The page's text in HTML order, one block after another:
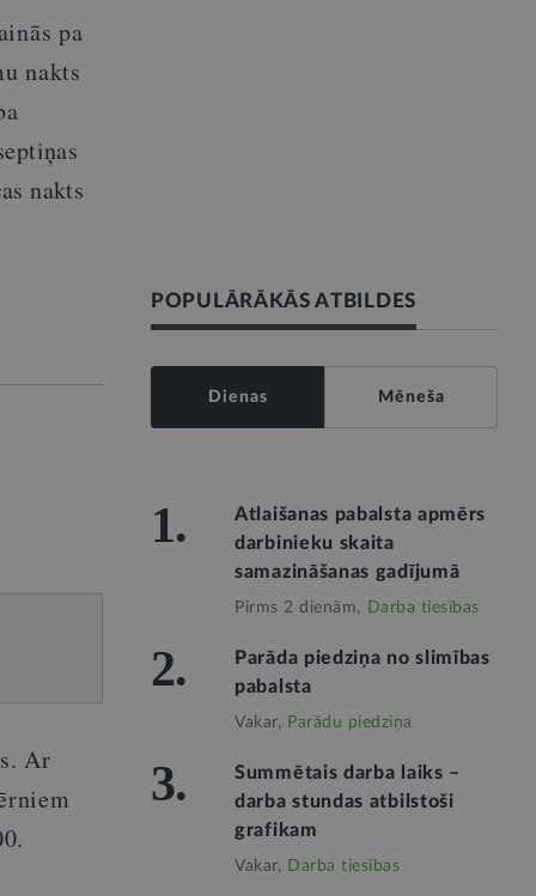
pa
nakts
nakts
Ar
POPULĀRĀKĀS ATBILDES
Dienas Mēneša
1.
Atlaišanas pabalsta apmērs
darbinieku skaita
samazināšanas gadījumā
Pirms 2 dienām, Darba tiesības
2.
Parāda piedziņa no slimības
pabalsta
Vakar, Parādu piedziņa
3.
Summētais darba laiks –
darba stundas atbilstoši
grafikam
Vakar, Darba tiesības